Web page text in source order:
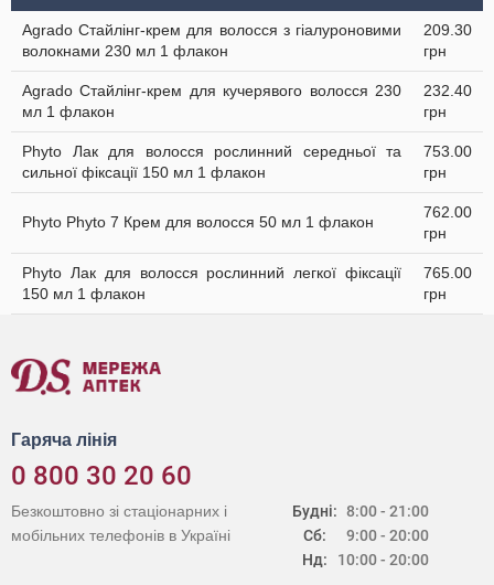
Agrado Стайлінг-крем для волосся з гіалуроновими
волокнами 230 мл 1 флакон
209.30
грн
Agrado Стайлінг-крем для кучерявого волосся 230
мл 1 флакон
232.40
грн
Phyto Лак для волосся рослинний середньої та
сильної фіксації 150 мл 1 флакон
753.00
грн
Phyto Phyto 7 Крем для волосся 50 мл 1 флакон
762.00
грн
Phyto Лак для волосся рослинний легкої фіксації
150 мл 1 флакон
765.00
грн
Гаряча лінія
0 800 30 20 60
Будні:
Сб:
Нд:
8:00 - 21:00
9:00 - 20:00
10:00 - 20:00
Безкоштовно зі стаціонарних і
мобільних телефонів в Україні